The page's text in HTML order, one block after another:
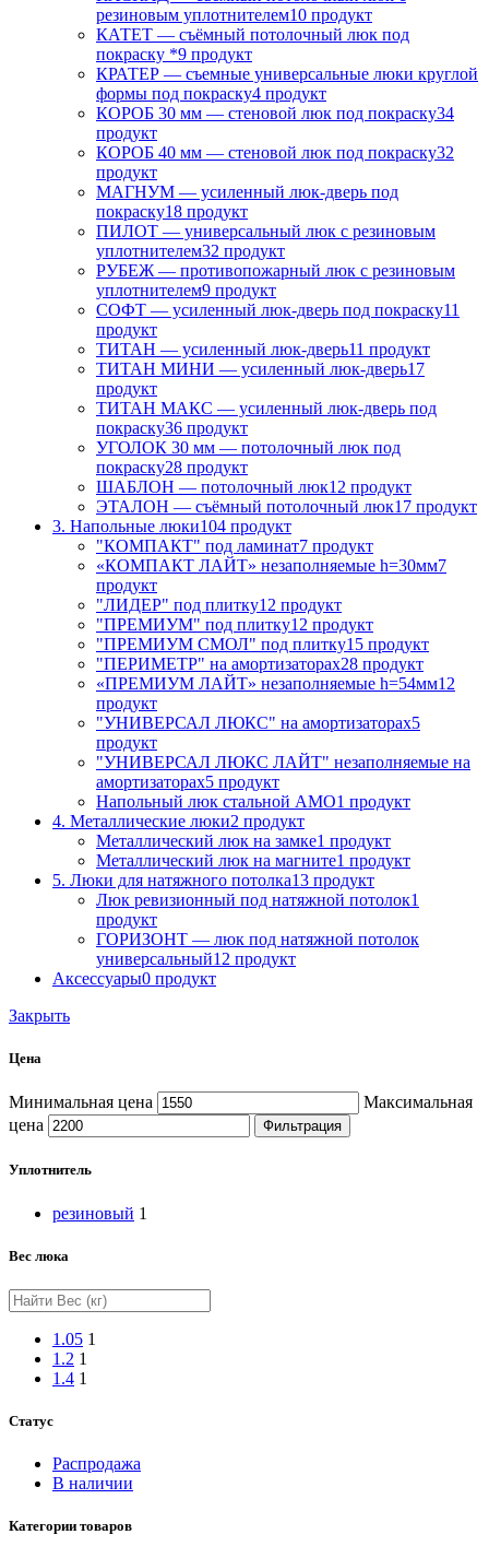
резиновым уплотнителем10 продукт
КАТЕТ — съёмный потолочный люк под
покраску *9 продукт
КРАТЕР — съемные универсальные люки круглой
формы под покраску4 продукт
КОРОБ 30 мм — стеновой люк под покраску34
продукт
КОРОБ 40 мм — стеновой люк под покраску32
продукт
МАГНУМ — усиленный люк-дверь под
покраску18 продукт
ПИЛОТ — универсальный люк с резиновым
уплотнителем32 продукт
РУБЕЖ — противопожарный люк с резиновым
уплотнителем9 продукт
СОФТ — усиленный люк-дверь под покраску11
продукт
ТИТАН — усиленный люк-дверь11 продукт
ТИТАН МИНИ — усиленный люк-дверь17
продукт
ТИТАН МАКС — усиленный люк-дверь под
покраску36 продукт
УГОЛОК 30 мм — потолочный люк под
покраску28 продукт
ШАБЛОН — потолочный люк12 продукт
ЭТАЛОН — съёмный потолочный люк17 продукт
3. Напольные люки104 продукт
"КОМПАКТ" под ламинат7 продукт
«КОМПАКТ ЛАЙТ» незаполняемые h=30мм7
продукт
"ЛИДЕР" под плитку12 продукт
"ПРЕМИУМ" под плитку12 продукт
"ПРЕМИУМ СМОЛ" под плитку15 продукт
"ПЕРИМЕТР" на амортизаторах28 продукт
«ПРЕМИУМ ЛАЙТ» незаполняемые h=54мм12
продукт
"УНИВЕРСАЛ ЛЮКС" на амортизаторах5
продукт
"УНИВЕРСАЛ ЛЮКС ЛАЙТ" незаполняемые на
амортизаторах5 продукт
Напольный люк стальной АМО1 продукт
4. Металлические люки2 продукт
Металлический люк на замке1 продукт
Металлический люк на магните1 продукт
5. Люки для натяжного потолка13 продукт
Люк ревизионный под натяжной потолок1
продукт
ГОРИЗОНТ — люк под натяжной потолок
универсальный12 продукт
Аксессуары0 продукт
Закрыть
Цена
Минимальная цена
Максимальная
цена
Фильтрация
Уплотнитель
резиновый 1
Вес люка
1.05 1
1.2 1
1.4 1
Статус
Распродажа
В наличии
Категории товаров